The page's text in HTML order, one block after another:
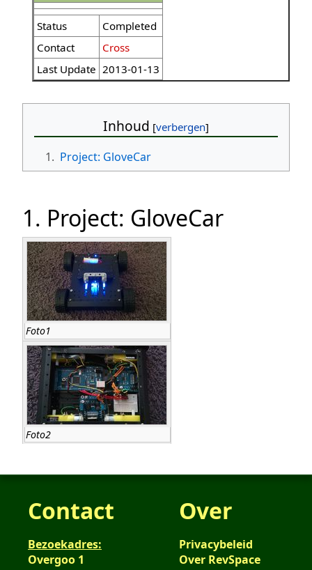
Status
Completed
Contact
Cross
Last Update 2013-01-13
Inhoud
1. Project: GloveCar
1. Project: GloveCar
Foto1
Foto2
Contact
Bezoekadres:
Overgoo 1
Over
Privacybeleid
Over RevSpace